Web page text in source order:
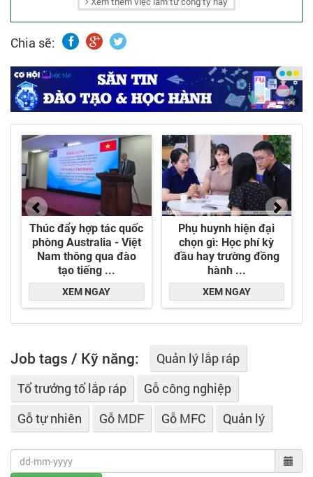
án năng lượng tái tạo tại Phú Yên, Hà Tĩnh, Gia
Lai, Bình Phước...
+ Chế biến và sản xuất gỗ tự nhiên tại Thành
phố Từ Sơn, Bắc Ninh.
+ Chế biến, sản xuất và thương mại sản phẩm gỗ
công nghiệp tại Thành phố Từ Sơn, Bắc Ninh.
+ Phân phối và thương mại tro bay, xỉ đáy của
nhà máy nhiệt điện tại Vĩnh Tân, Bình Thuận.
Chia sẽ:
Job tags / Kỹ năng:
Quản lý lắp ráp
Tổ trưởng tổ lắp ráp
Gỗ công nghiệp
Gỗ tự nhiên
Gỗ MDF Gỗ MFC Quản lý